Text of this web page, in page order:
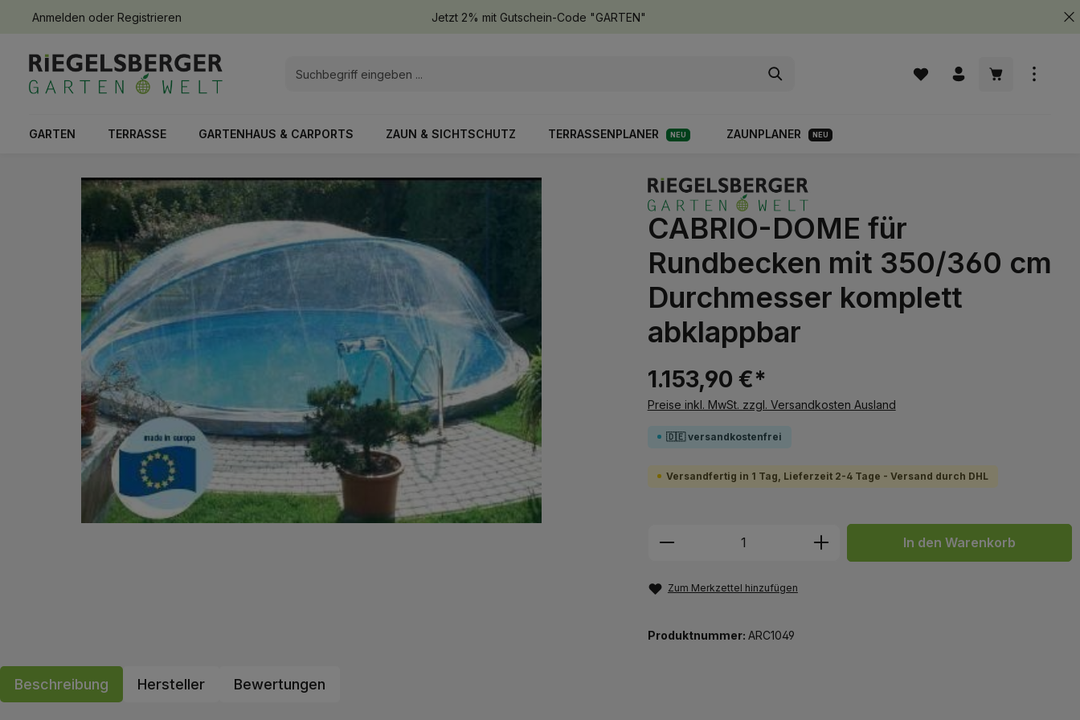
Zur Hauptnavigation springen
Anmelden oder Registrieren Jetzt 2% mit Gutschein-Code "GARTEN"
Warenkorb
GARTEN TERRASSE GARTENHAUS & CARPORTS ZAUN & SICHTSCHUTZ TERRASSENPLANER NEU ZAUNPLANER NEU
Bildergalerie überspringen
CABRIO-DOME für
Rundbecken mit 350/360 cm
Durchmesser komplett
abklappbar
1.153,90 €*
Preise inkl. MwSt. zzgl. Versandkosten Ausland
🇩🇪 versandkostenfrei
Versandfertig in 1 Tag, Lieferzeit 2-4 Tage - Versand durch DHL
Produkt Anzahl: Gib den gewünschten Wert
In den Warenkorb
Zum Merkzettel hinzufügen
Produktnummer: ARC1049
Beschreibung Hersteller Bewertungen